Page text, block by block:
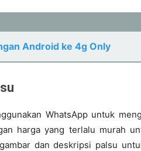
Android ke 4g Only
WhatsApp untuk
harga yang terlalu murah
dan deskripsi palsu